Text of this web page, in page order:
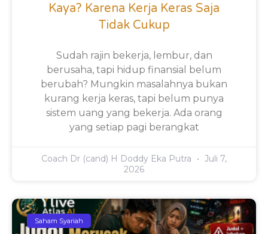
Kaya? Karena Kerja Keras Saja
Tidak Cukup
Sudah rajin bekerja, lembur, dan
berusaha, tapi hidup finansial belum
berubah? Mungkin masalahnya bukan
kurang kerja keras, tapi belum punya
sistem uang yang bekerja. Ada orang
yang setiap pagi berangkat
Coach Dr (cand) H Doddy Eka Putra
Juli 7,
2026
Saham Syariah